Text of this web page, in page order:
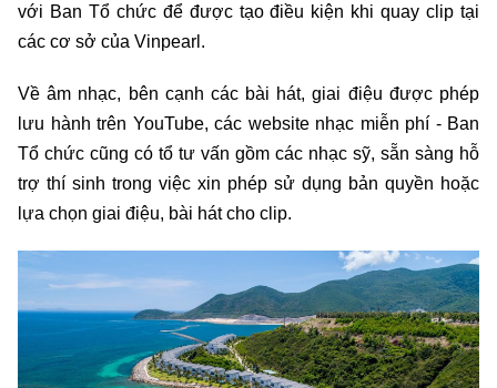
với Ban Tổ chức để được tạo điều kiện khi quay clip tại
các cơ sở của Vinpearl.
Về âm nhạc, bên cạnh các bài hát, giai điệu được phép
lưu hành trên YouTube, các website nhạc miễn phí - Ban
Tổ chức cũng có tổ tư vấn gồm các nhạc sỹ, sẵn sàng hỗ
trợ thí sinh trong việc xin phép sử dụng bản quyền hoặc
lựa chọn giai điệu, bài hát cho clip.